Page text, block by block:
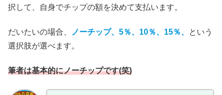
択して、自身でチップの額を決めて支払います。
だいたいの場合、 ノーチップ、5％、10％、15％、
という
選択肢が選べます。
筆者は基本的にノーチップです(笑)